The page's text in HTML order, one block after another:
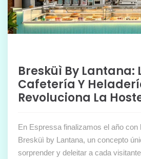
Bresküì By Lantana:
Cafetería Y
Revoluciona La
En Espressa finalizamos el año con
Bresküì by Lantana, un concepto
sorprender y deleitar a cada